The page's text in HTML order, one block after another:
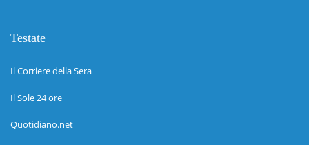
Testate
Il Corriere della Sera
Il Sole 24 ore
Quotidiano.net